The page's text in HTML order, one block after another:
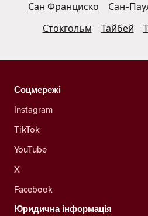
Сан Франциско
Сан-
Стокгольм
Тайбей
Соцмережі
Instagram
TikTok
YouTube
X
Facebook
Юридична інформація